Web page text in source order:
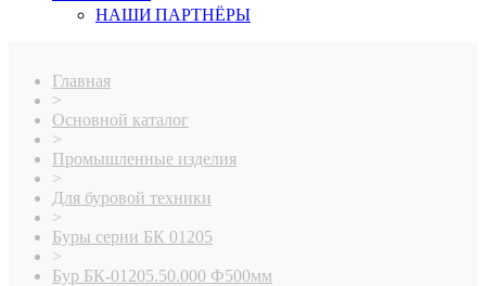
НАШИ ПАРТНЁРЫ
Главная
>
Основной каталог
>
Промышленные изделия
>
Для буровой техники
>
Буры серии БК 01205
>
Бур БК-01205.50.000 Ф500мм